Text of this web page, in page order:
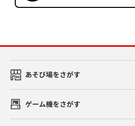
あそび場をさがす
ゲーム機をさがす